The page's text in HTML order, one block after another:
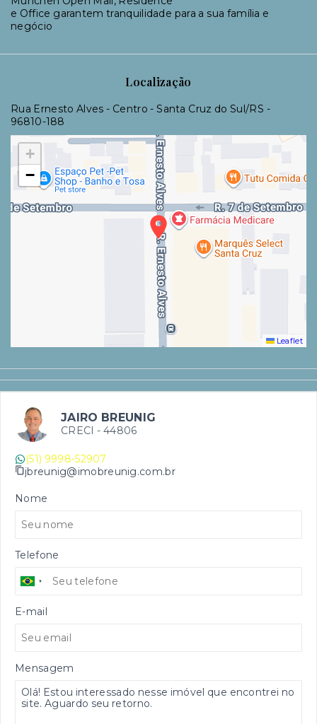
e Office garantem tranquilidade para a sua família e
negócio
Localização
Rua Ernesto Alves - Centro - Santa Cruz do Sul/RS -
96810-188
+
−
Leaflet
JAIRO BREUNIG
CRECI - 44806
(51) 9998-52907
jbreunig@imobreunig.com.br
Nome
Telefone
E-mail
Mensagem